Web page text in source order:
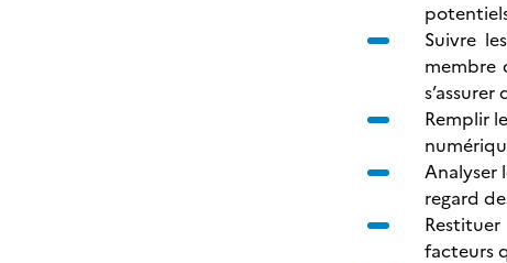
Suivre
membre
Remplir
Analyser
regard
facteurs